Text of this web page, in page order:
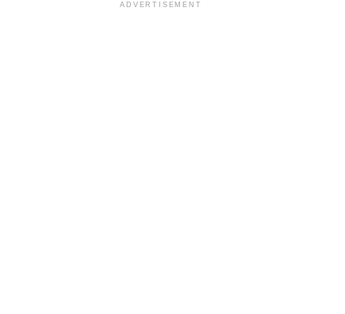
ADVERTISEMENT